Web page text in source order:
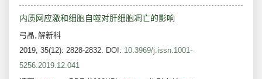
内质网应激和细胞自噬对肝细胞凋亡的影响
弓晶, 解新科
2019, 35(12): 2828-2832. DOI: 10.3969/j.issn.1001-
5256.2019.12.041